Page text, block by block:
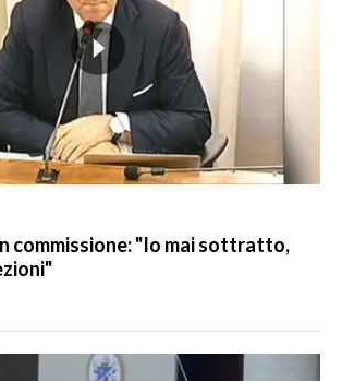
commissione: "Io mai sottratto,